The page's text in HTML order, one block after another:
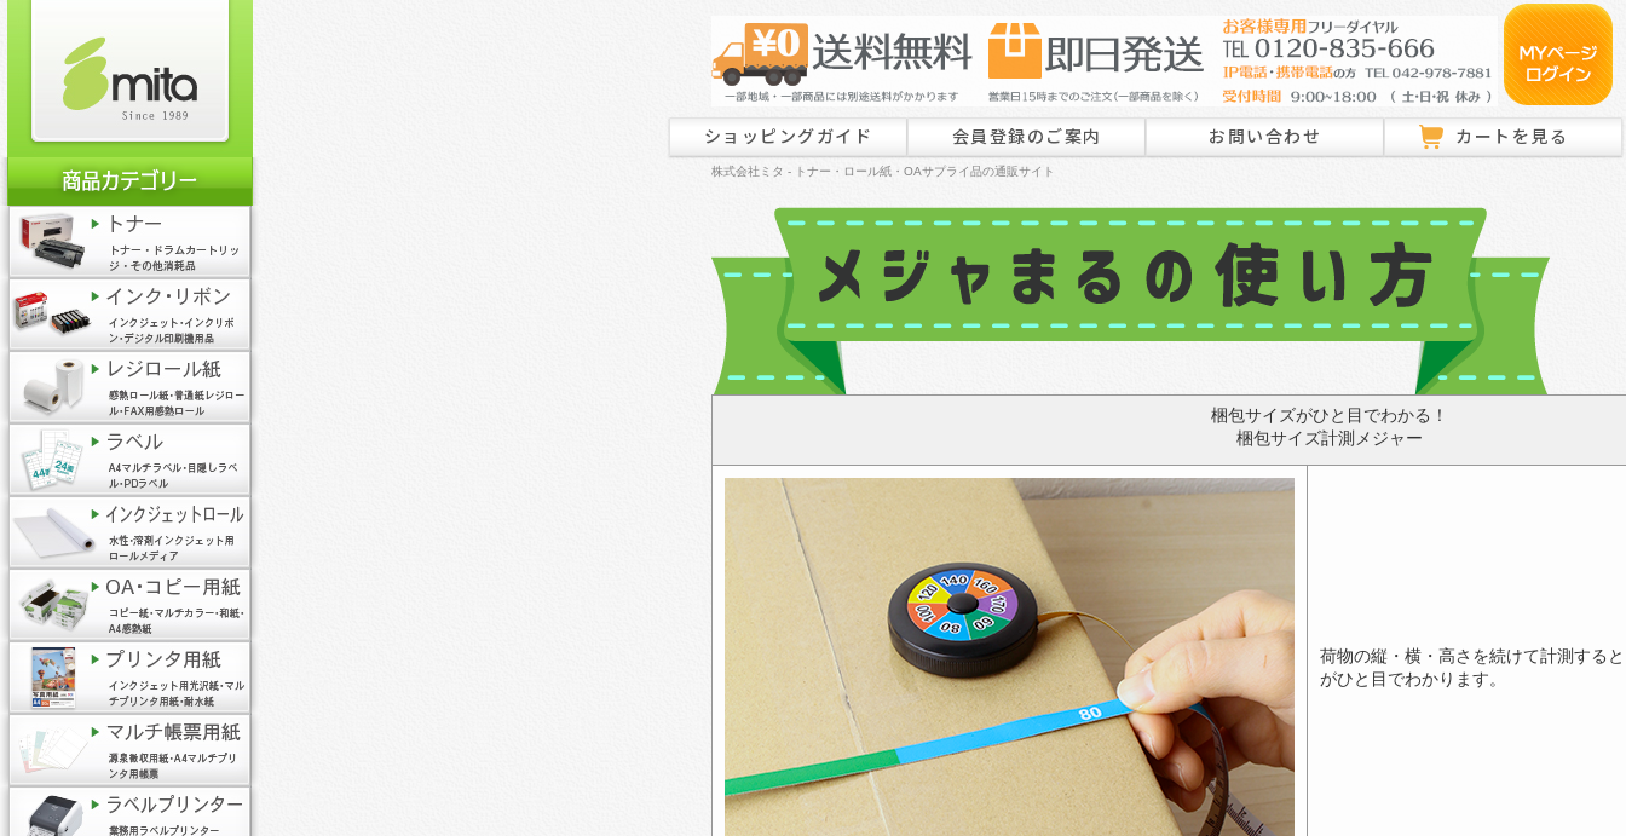
ショッピングガイド 会員登録のご案内 お問い合わせ
ロール紙特注のご相談はこちら
ラベル特注のご相談はこちら
その他のお問い合わせ
カートを見る
株式会社ミタ - トナー・ロール紙・OAサプライ品の通販サイト
梱包サイズがひと目でわかる！
梱包サイズ計測メジャー
荷物の縦・横・高さを続けて計測する
がひと目でわかります。